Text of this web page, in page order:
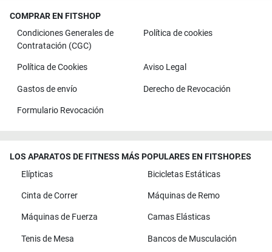
COMPRAR EN FITSHOP
Condiciones Generales de
Contratación (CGC)
Política de cookies
Política de Cookies Aviso Legal
Gastos de envío Derecho de Revocación
Formulario Revocación
LOS APARATOS DE FITNESS MÁS POPULARES EN FITSHOP.ES
Elípticas
Bicicletas Estáticas
Cinta de Correr Máquinas de Remo
Máquinas de Fuerza Camas Elásticas
Tenis de Mesa Bancos de Musculación